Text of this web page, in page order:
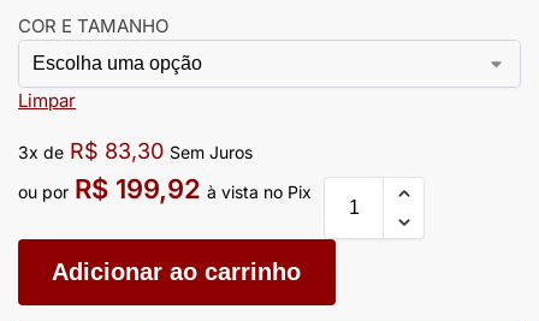
COR E TAMANHO
Limpar
3x de R$ 83,30 Sem Juros
ou por R$ 199,92 à vista no Pix
Adicionar ao carrinho